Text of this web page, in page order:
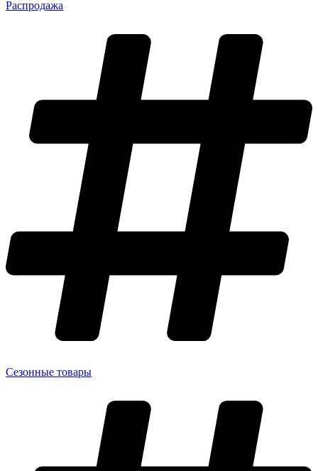
Распродажа
Сезонные товары